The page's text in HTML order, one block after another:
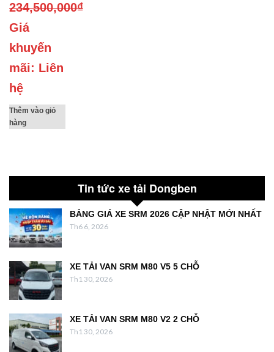
234,500,000₫
Giá
khuyến
mãi: Liên
hệ
Thêm vào giỏ
hàng
Tin tức xe tải Dongben
BẢNG GIÁ XE SRM 2026 CẬP NHẬT MỚI NHẤT
Th6 6, 2026
XE TẢI VAN SRM M80 V5 5 CHỖ
Th1 30, 2026
XE TẢI VAN SRM M80 V2 2 CHỖ
Th1 30, 2026